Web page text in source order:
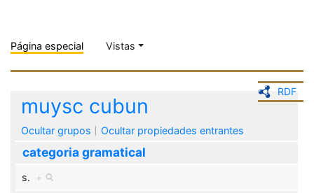
Página especial Vistas
RDF
muysc cubun
Ocultar grupos Ocultar propiedades entrantes
categoria gramatical
s. +